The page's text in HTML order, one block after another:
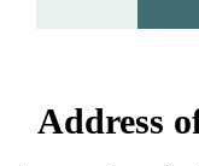
Address